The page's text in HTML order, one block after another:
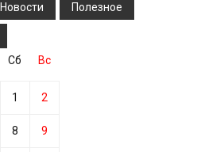
Новости Полезное
Сб Вс
1 2
8 9